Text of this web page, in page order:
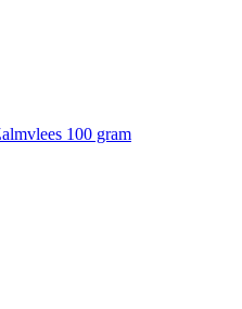
100 gram